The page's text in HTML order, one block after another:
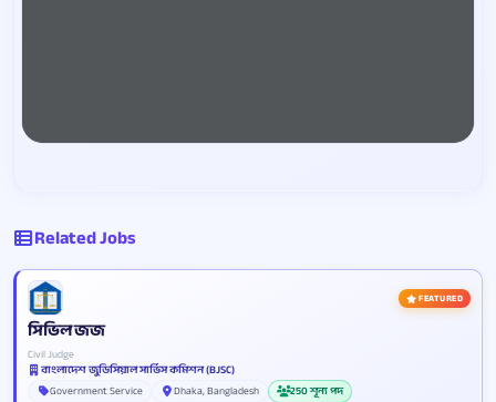
Related Jobs
FEATURED
সিভিল জজ
Civil Judge
বাংলাদেশ জুডিসিয়াল সার্ভিস কমিশন (BJSC)
Government Service
Dhaka, Bangladesh 250 শূন্য পদ